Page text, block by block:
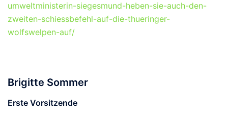
umweltministerin-siegesmund-heben-sie-auch-den-
zweiten-schiessbefehl-auf-die-thueringer-
wolfswelpen-auf/
Brigitte Sommer
Erste Vorsitzende